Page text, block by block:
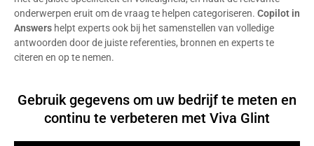
onderwerpen eruit om de vraag te helpen categoriseren. Copilot in
Answers helpt experts ook bij het samenstellen van volledige
antwoorden door de juiste referenties, bronnen en experts te
citeren en op te nemen.
Gebruik gegevens om uw bedrijf te meten en
continu te verbeteren met Viva Glint